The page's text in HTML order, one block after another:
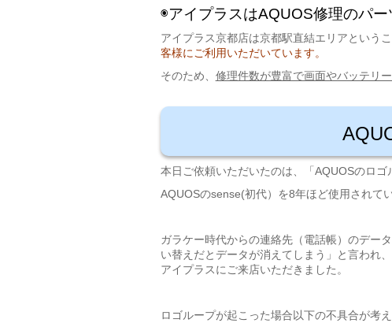
◉アイプラスはAQUOS修理のパー
アイプラス京都店は京都駅直結エリアというこ
客様にご利用いただいています。
そのため、 修理件数が豊富で画面やバッテリ
本日ご依頼いただいたのは、「AQUOSのロゴ
AQUOSのsense(初代）を8年ほど使用されて
ガラケー時代からの連絡先（電話帳）のデー
い替えだとデータが消えてしまう」と言われ
アイプラスにご来店いただきました。
ロゴループが起こった場合以下の不具合が考え